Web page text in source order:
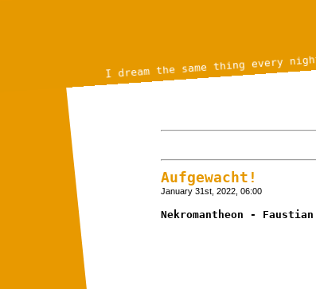
I dream the same thing every
Aufgewacht!
January 31st, 2022, 06:00
Nekromantheon -